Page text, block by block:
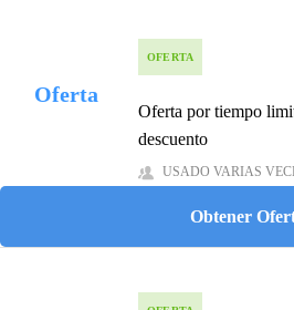
Oferta
OFERTA
Oferta por tiempo
descuento
USADO VARIAS
Obtener